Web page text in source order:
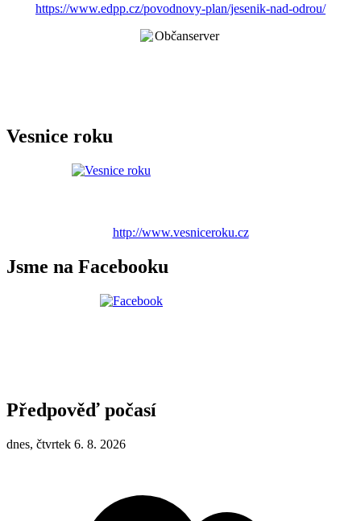
https://www.edpp.cz/povodnovy-plan/jesenik-nad-odrou/
Vesnice roku
http://www.vesniceroku.cz
Jsme na Facebooku
Předpověď počasí
dnes, čtvrtek 6. 8. 2026